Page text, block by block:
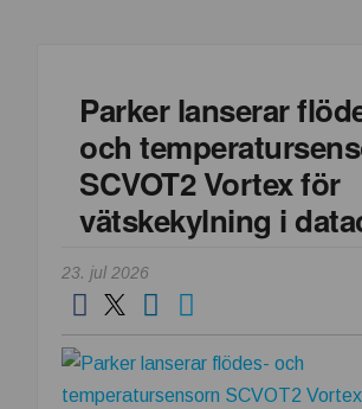
PE06M-
serien
med
proportionella
tryckreduceringsventiler
Parker lanserar
och
SCVOT2 Vortex för
vätskekylning i
23. jul 2026